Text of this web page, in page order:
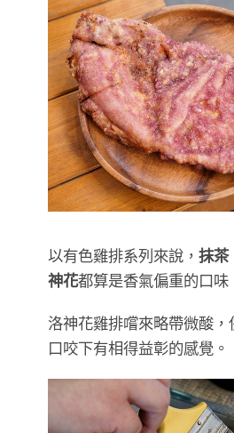
以有色雞排系列來說， 抹茶
神花都算是香氣偏重的口味
洛神花雞排嚐來略帶微酸
口咬下有相得益彰的感覺。